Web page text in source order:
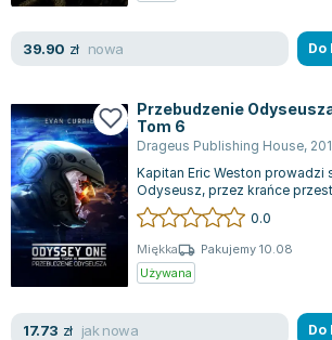
Maciej Orłoś
Jo Nesbo
Katarzyna Miller
Antoine de Saint Exupery
Lew Tołstoj
Mark Twain
Marcin Meller
Paulina Młynarska
ks. Piotr Pawlukiewicz
Piotr Latocha
39.90 zł nowa Do
Przebudzenie
Tom 6
Drageus Publishing House,
Kapitan Eric Weston prowadzi
Odyseusz, przez krańce
nadzieją na uniknięcie
0.0
Miękka
Pakujemy 10.08
Używana
17.73 zł jak nowa Do